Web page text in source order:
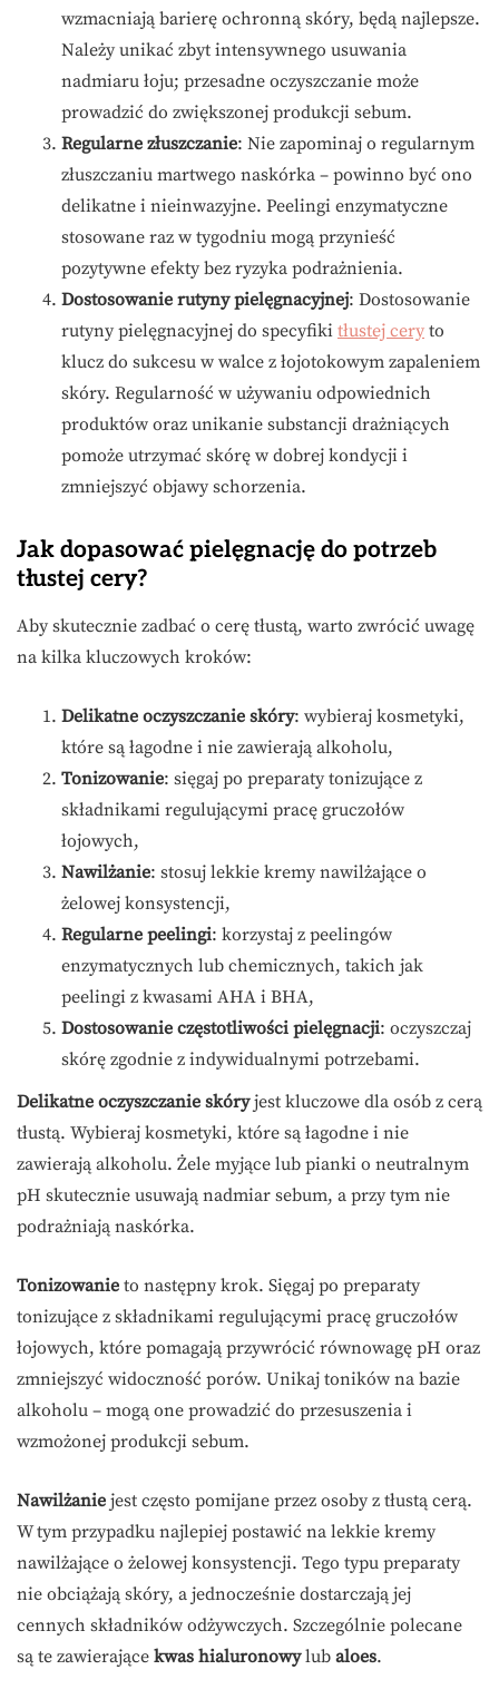
wzmacniają barierę ochronną skóry, będą najlepsze.
Należy unikać zbyt intensywnego usuwania
nadmiaru łoju; przesadne oczyszczanie może
prowadzić do zwiększonej produkcji sebum.
Regularne złuszczanie: Nie zapominaj o regularnym
złuszczaniu martwego naskórka – powinno być ono
delikatne i nieinwazyjne. Peelingi enzymatyczne
stosowane raz w tygodniu mogą przynieść
pozytywne efekty bez ryzyka podrażnienia.
Dostosowanie rutyny pielęgnacyjnej: Dostosowanie
rutyny pielęgnacyjnej do specyfiki tłustej cery to
klucz do sukcesu w walce z łojotokowym zapaleniem
skóry. Regularność w używaniu odpowiednich
produktów oraz unikanie substancji drażniących
pomoże utrzymać skórę w dobrej kondycji i
zmniejszyć objawy schorzenia.
Jak dopasować pielęgnację do potrzeb
tłustej cery?
Aby skutecznie zadbać o cerę tłustą, warto zwrócić uwagę
na kilka kluczowych kroków:
Delikatne oczyszczanie skóry: wybieraj kosmetyki,
które są łagodne i nie zawierają alkoholu,
Tonizowanie: sięgaj po preparaty tonizujące z
składnikami regulującymi pracę gruczołów
łojowych,
Nawilżanie: stosuj lekkie kremy nawilżające o
żelowej konsystencji,
Regularne peelingi: korzystaj z peelingów
enzymatycznych lub chemicznych, takich jak
peelingi z kwasami AHA i BHA,
Dostosowanie częstotliwości pielęgnacji: oczyszczaj
skórę zgodnie z indywidualnymi potrzebami.
Delikatne oczyszczanie skóryjest kluczowe dla osób z cerą
tłustą. Wybieraj kosmetyki, które są łagodne i nie
zawierają alkoholu. Żele myjące lub pianki o neutralnym
pH skutecznie usuwają nadmiar sebum, a przy tym nie
podrażniają naskórka.
Tonizowanie to następny krok. Sięgaj po preparaty
tonizujące z składnikami regulującymi pracę gruczołów
łojowych, które pomagają przywrócić równowagę pH oraz
zmniejszyć widoczność porów. Unikaj toników na bazie
alkoholu – mogą one prowadzić do przesuszenia i
wzmożonej produkcji sebum.
Nawilżanie jest często pomijane przez osoby z tłustą cerą.
W tym przypadku najlepiej postawić na lekkie kremy
nawilżające o żelowej konsystencji. Tego typu preparaty
nie obciążają skóry, a jednocześnie dostarczają jej
cennych składników odżywczych. Szczególnie polecane
są te zawierające kwas hialuronowylub aloes.